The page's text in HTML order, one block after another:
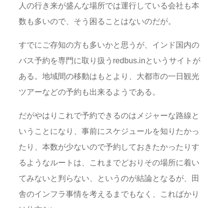
人の行き来が盛んな場所では運行している会社も本
数も多いので、そう困ることはないのだが。
すでにご存知の方も多いかと思うが、インド国内の
バス予約を専門に取り扱うredbus.inというサイトが
ある。地域間の移動はもとより、大都市の一日観光
ツアーなどの予約も出来るようである。
だがやはりこれで予約できるのはメジャーな路線と
いうことになり、事前にスケジュールを知りたかっ
たり、本数が少ないので予約しておきたかったりす
るようなルートは、これまでどおりその場所に着い
てみないと判らない、というのが結論となるが、田
舎のインフラ事情を考えるまでもなく、こればかり